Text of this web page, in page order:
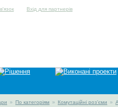
Вхід для партнерів
» По категоріям » Комутаційні роз'єми »